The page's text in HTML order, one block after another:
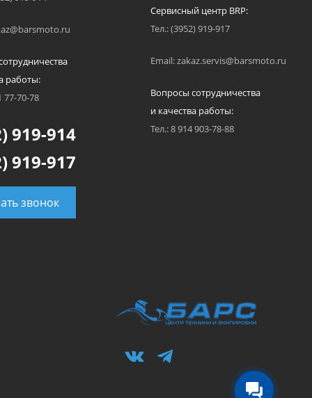
работы:
77-70-78
919-914
919-917
звонок
Сервисный центр BRP:
Тел.: (3952) 919-917
Email: zakaz.servis@barsmoto.ru
Вопросы сотрудничества
и качества работы:
Тел.: 8 914 903-78-88